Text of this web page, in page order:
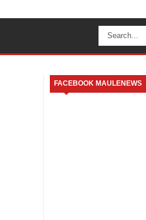
FACEBOOK MAULENEWS